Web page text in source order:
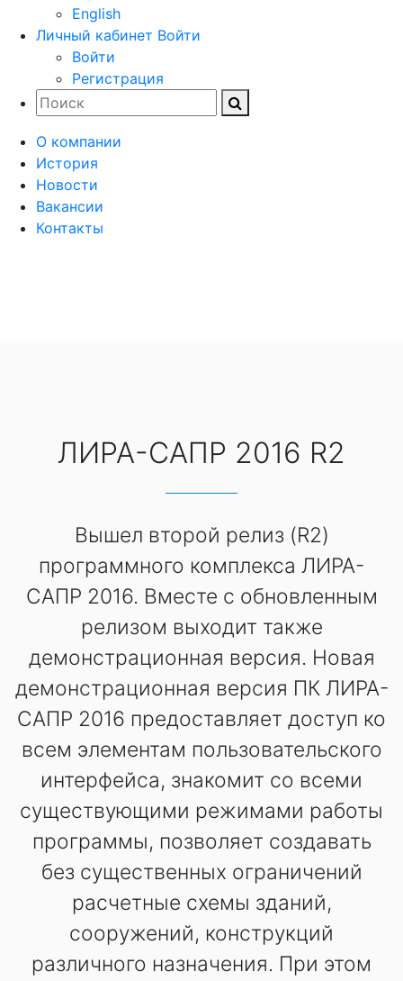
English
Личный кабинет Войти
Войти
Регистрация
О компании
История
Новости
Вакансии
Контакты
ЛИРА-САПР 2016 R2
Вышел второй релиз (R2)
программного комплекса ЛИРА-
САПР 2016. Вместе с обновленным
релизом выходит также
демонстрационная версия. Новая
демонстрационная версия ПК ЛИРА-
САПР 2016 предоставляет доступ ко
всем элементам пользовательского
интерфейса, знакомит со всеми
существующими режимами работы
программы, позволяет создавать
без существенных ограничений
расчетные схемы зданий,
сооружений, конструкций
различного назначения. При этом